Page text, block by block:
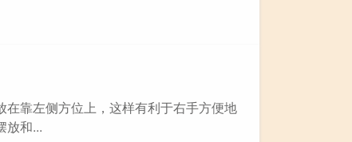
靠左侧方位上，这样有利于右手方便地
放和...